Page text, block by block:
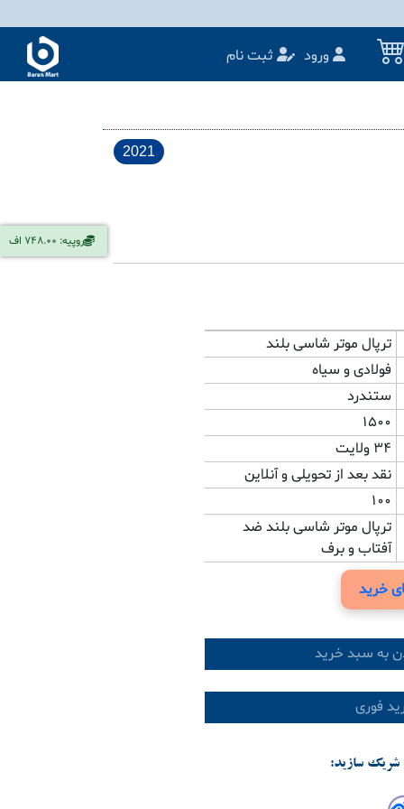
ورود ثبت نام
روپیه: 748.00 اف
2021
ترپال موتر شاسی بلند
فولادی و سیاه
ستندرد
1500
34 ولایت
نقد بعد از تحویلی و آنلاین
100
ترپال موتر شاسی بلند ضد
آفتاب و برف
خرید
به سبد خرید
فوری
سازید: